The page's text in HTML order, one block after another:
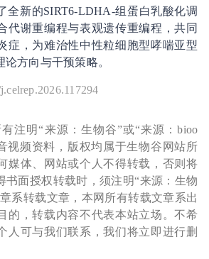
全新的SIRT6-LDHA-组蛋白乳酸化调
代谢重编程与表观遗传重编程，共同
症，为难治性中性粒细胞型哮喘亚型
方向与干预策略。
注明“来源：生物谷”或“来源：bioo
视频资料，版权均属于生物谷网站所
媒体、网站或个人不得转载，否则将
书面授权转载时，须注明“来源：生物
系转载文章，本网所有转载文章系出
的，转载内容不代表本站立场。不希
人可与我们联系，我们将立即进行删